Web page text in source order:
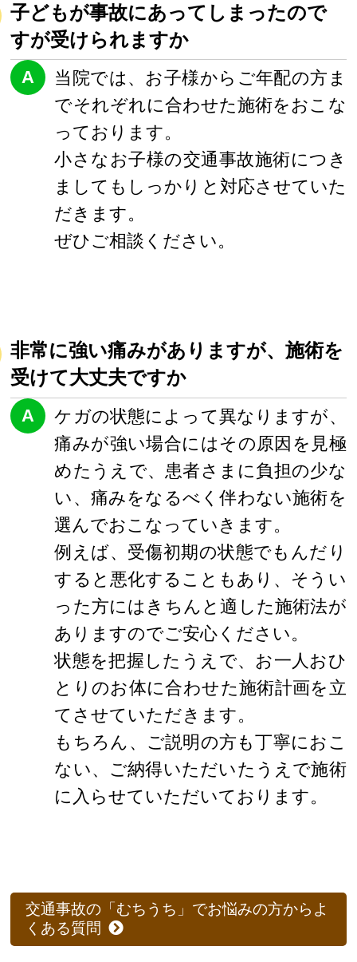
子どもが事故にあってしまったので
すが受けられますか
A
当院では、お子様からご年配の方ま
でそれぞれに合わせた施術をおこな
っております。
小さなお子様の交通事故施術につき
ましてもしっかりと対応させていた
だきます。
ぜひご相談ください。
非常に強い痛みがありますが、施術を
受けて大丈夫ですか
A
ケガの状態によって異なりますが、
痛みが強い場合にはその原因を見極
めたうえで、患者さまに負担の少な
い、痛みをなるべく伴わない施術を
選んでおこなっていきます。
例えば、受傷初期の状態でもんだり
すると悪化することもあり、そうい
った方にはきちんと適した施術法が
ありますのでご安心ください。
状態を把握したうえで、お一人おひ
とりのお体に合わせた施術計画を立
てさせていただきます。
もちろん、ご説明の方も丁寧におこ
ない、ご納得いただいたうえで施術
に入らせていただいております。
交通事故の「むちうち」でお悩みの方からよ
くある質問